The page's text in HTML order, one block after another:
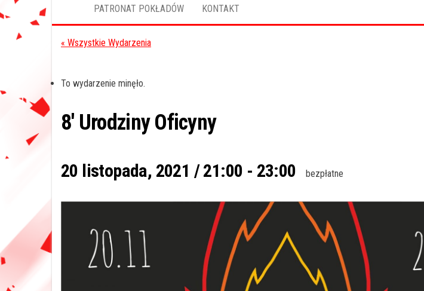
PATRONAT POKŁADÓW KONTAKT
« Wszystkie Wydarzenia
To wydarzenie minęło.
8′ Urodziny Oficyny
20 listopada, 2021 / 21:00 - 23:00 bezpłatne